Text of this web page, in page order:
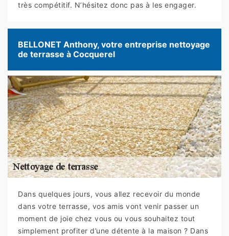
très compétitif. N’hésitez donc pas à les engager.
BELLONET Anthony, votre entreprise nettoyage
de terrasse à Cocquerel
Dans quelques jours, vous allez recevoir du monde
dans votre terrasse, vos amis vont venir passer un
moment de joie chez vous ou vous souhaitez tout
simplement profiter d’une détente à la maison ? Dans